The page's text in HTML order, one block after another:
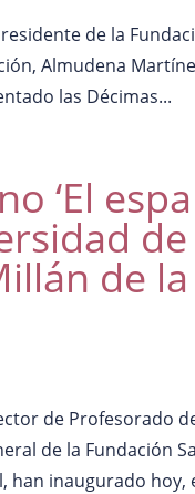
de la
Almudena
las Décimas...
‘El
de
de Profesorado
de la Fundación
han inaugurado hoy,